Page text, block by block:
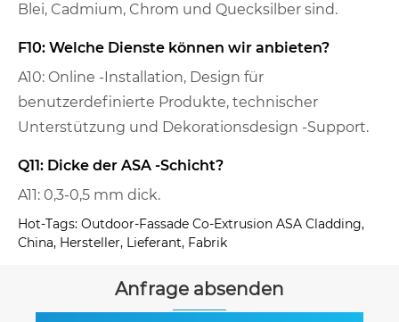
Blei, Cadmium, Chrom und Quecksilber sind.
F10: Welche Dienste können wir anbieten?
A10: Online -Installation, Design für
benutzerdefinierte Produkte, technischer
Unterstützung und Dekorationsdesign -Support.
Q11: Dicke der ASA -Schicht?
A11: 0,3-0,5 mm dick.
Hot-Tags: Outdoor-Fassade Co-Extrusion ASA Cladding,
China, Hersteller, Lieferant, Fabrik
Anfrage absenden